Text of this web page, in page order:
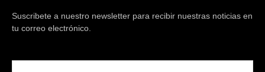
Suscribete a nuestro newsletter para recibir nuestras noticias en
tu correo electrónico.